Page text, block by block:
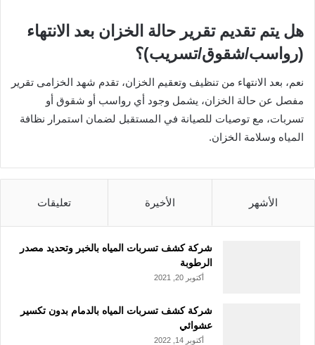
هل يتم تقديم تقرير حالة الخزان بعد الانتهاء
(رواسب/شقوق/تسريب)؟
نعم، بعد الانتهاء من تنظيف وتعقيم الخزان، تقدم شهد الخزامى تقرير
مفصل عن حالة الخزان، يشمل وجود أي رواسب أو شقوق أو
تسربات، مع توصيات للصيانة في المستقبل لضمان استمرار نظافة
المياه وسلامة الخزان.
الأشهر الأخيرة تعليقات
شركة كشف تسربات المياه بالخبر وتحديد مصدر
الرطوبة
أكتوبر 20, 2021
شركة كشف تسربات المياه بالدمام بدون تكسير
عشوائي
أكتوبر 14, 2022